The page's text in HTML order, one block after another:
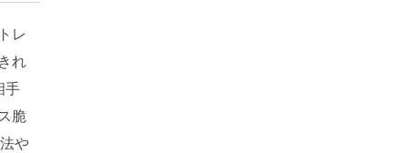
レ
れ
手
脆
や